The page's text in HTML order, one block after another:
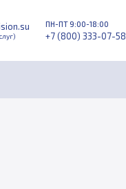
ПН-ПТ 9:00-18:00
+7 (800) 333-07-58